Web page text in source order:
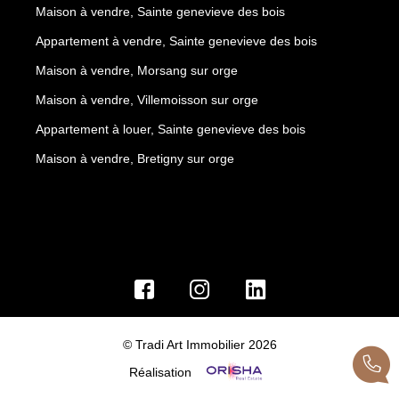
Maison à vendre, Sainte genevieve des bois
Appartement à vendre, Sainte genevieve des bois
Maison à vendre, Morsang sur orge
Maison à vendre, Villemoisson sur orge
Appartement à louer, Sainte genevieve des bois
Maison à vendre, Bretigny sur orge
© Tradi Art Immobilier 2026
Réalisation